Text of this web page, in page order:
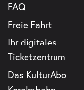
FAQ
Freie Fahrt
Ihr digitales
Ticketzentrum
Das KulturAbo